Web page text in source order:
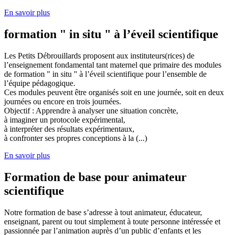
En savoir plus
formation " in situ " à l’éveil scientifique
Les Petits Débrouillards proposent aux instituteurs(rices) de
l’enseignement fondamental tant maternel que primaire des modules
de formation " in situ " à l’éveil scientifique pour l’ensemble de
l’équipe pédagogique.
Ces modules peuvent être organisés soit en une journée, soit en deux
journées ou encore en trois journées.
Objectif : Apprendre à analyser une situation concrète,
à imaginer un protocole expérimental,
à interpréter des résultats expérimentaux,
à confronter ses propres conceptions à la (...)
En savoir plus
Formation de base pour animateur
scientifique
Notre formation de base s’adresse à tout animateur, éducateur,
enseignant, parent ou tout simplement à toute personne intéressée et
passionnée par l’animation auprès d’un public d’enfants et les